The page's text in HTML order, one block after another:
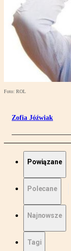
Foto: ROL
Zofia Jóźwiak
Powiązane
Polecane
Najnowsze
Tagi